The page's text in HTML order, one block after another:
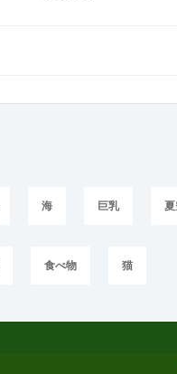
海 巨乳
食べ物 猫